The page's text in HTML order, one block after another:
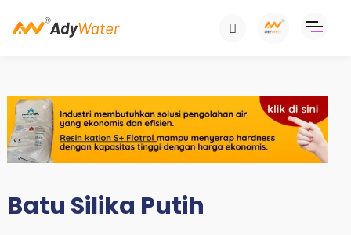
Batu Silika Putih